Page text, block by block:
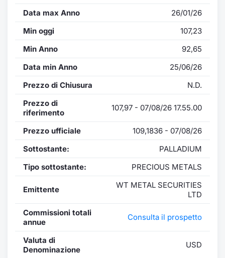
Data max Anno
26/01/26
Min oggi
107,23
Min Anno
92,65
Data min Anno
25/06/26
Prezzo di Chiusura
N.D.
Prezzo di
riferimento
107,97 - 07/08/26 17.55.00
Prezzo ufficiale
109,1836 - 07/08/26
Sottostante:
PALLADIUM
Tipo sottostante:
PRECIOUS METALS
Emittente
WT METAL SECURITIES
LTD
Commissioni totali
annue
Consulta il prospetto
Valuta di
Denominazione
USD